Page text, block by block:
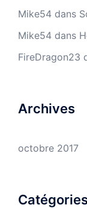
Mike54 dans
Mike54 dans
FireDragon23
Archives
octobre 2017